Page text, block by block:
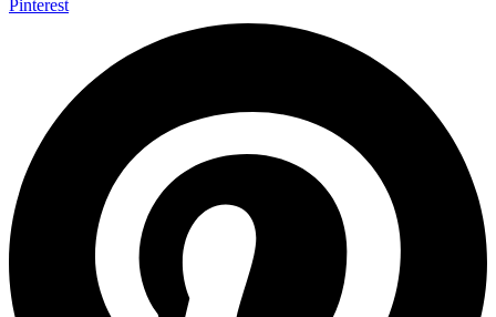
Pinterest